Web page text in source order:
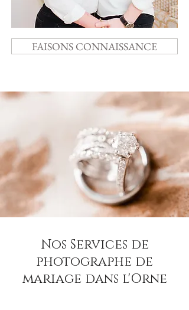
FAISONS CONNAISSANCE
Nos Services de
photographe de
mariage dans l'Orne